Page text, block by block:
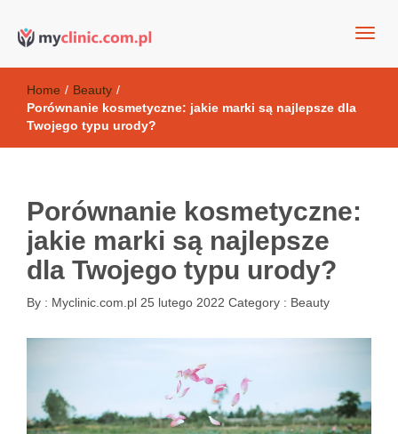
Kosmetyki antyoksydacyjne
Home / Beauty /
Porównanie kosmetyczne: jakie marki są najlepsze dla
Twojego typu urody?
Porównanie kosmetyczne:
jakie marki są najlepsze
dla Twojego typu urody?
By : Myclinic.com.pl 25 lutego 2022 Category : Beauty